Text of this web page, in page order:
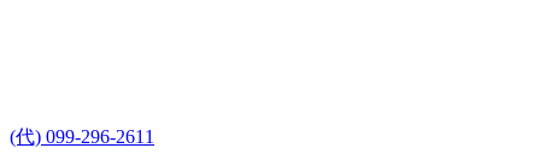
(代) 099-296-2611